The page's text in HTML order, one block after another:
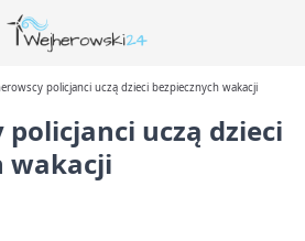
policjanci uczą dzieci bezpiecznych wakacji
uczą dzieci
wakacji